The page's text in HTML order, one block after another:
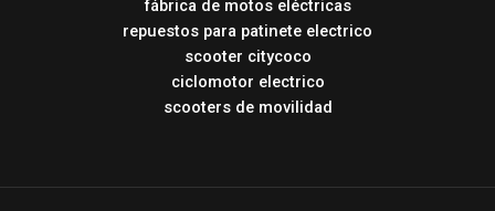
fábrica de motos eléctricas
repuestos para patinete electrico
scooter citycoco
ciclomotor electrico
scooters de movilidad